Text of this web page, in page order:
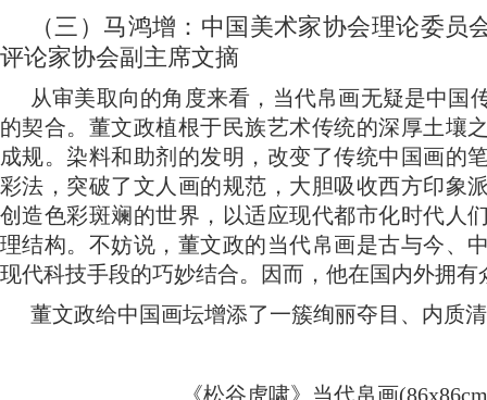
（三）马鸿增：中国美术家协会理论委员
评论家协会副主席文摘
从审美取向的角度来看，当代帛画无疑是中国
的契合。董文政植根于民族艺术传统的深厚土壤
成规。染料和助剂的发明，改变了传统中国画的
彩法，突破了文人画的规范，大胆吸收西方印象
创造色彩斑斓的世界，以适应现代都市化时代人
理结构。不妨说，董文政的当代帛画是古与今、
现代科技手段的巧妙结合。因而，他在国内外拥有
董文政给中国画坛增添了一簇绚丽夺目、内质
《松谷虎啸》当代帛画